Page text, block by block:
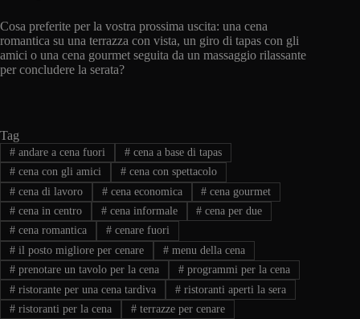
Cosa preferite per la vostra prossima uscita: una cena
romantica su una terrazza con vista, un giro di tapas con gli
amici o una cena gourmet seguita da un massaggio rilassante
per concludere la serata?
Tag
#andare a cena fuori #cena a base di tapas
#cena con gli amici #cena con spettacolo
#cena di lavoro #cena economica # cena gourmet
#cena in centro #cena informale # cena per due
#cena romantica #cenare fuori
#il posto migliore per cenare #menu della cena
#prenotare un tavolo per la cena #programmi per la cena
#ristorante per una cena tardiva #ristoranti aperti la sera
#ristoranti per la cena #terrazze per cenare